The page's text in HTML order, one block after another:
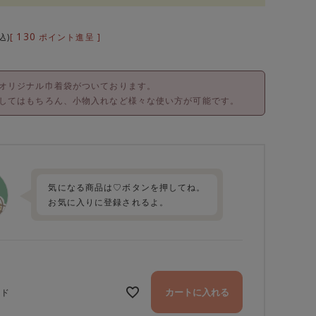
[ 130 ポイント進呈 ]
リジナル巾着袋がついております。
てはもちろん、小物入れなど様々な使い方が可能です。
気になる商品は♡ボタンを押してね。
お気に入りに登録されるよ。
カートに入れる